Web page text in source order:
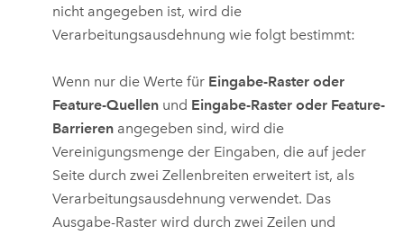
nicht angegeben ist, wird die
Verarbeitungsausdehnung wie folgt bestimmt:
Wenn nur die Werte für Eingabe-Raster oder
Feature-Quellen und Eingabe-Raster oder Feature-
Barrieren angegeben sind, wird die
Vereinigungsmenge der Eingaben, die auf jeder
Seite durch zwei Zellenbreiten erweitert ist, als
Verarbeitungsausdehnung verwendet. Das
Ausgabe-Raster wird durch zwei Zeilen und